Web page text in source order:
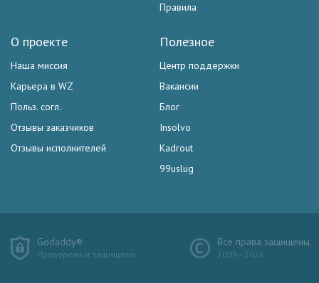
Правила
Полезное
Центр поддержки
Вакансии
Блог
Insolvo
Kadrout
99uslug
О проекте
Наша миссия
Карьера в WZ
Польз. согл.
Отзывы заказчиков
Отзывы исполнителей
Godaddy®
Проверено и защищено
Все права защищены.
2009—2026